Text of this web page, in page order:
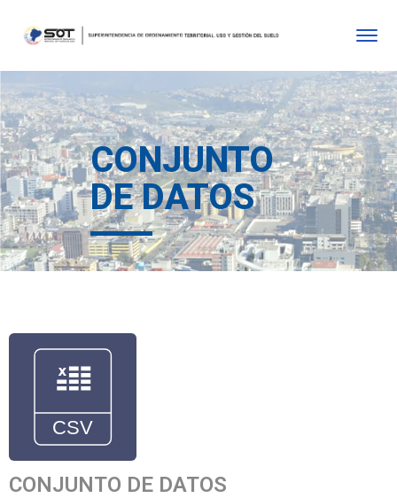
CONJUNTO
DE DATOS
CONJUNTO DE DATOS